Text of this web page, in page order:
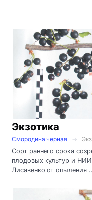
Экзотика
Смородина черная
Сорт раннего срока
плодовых культур и
Лисавенко от опыления